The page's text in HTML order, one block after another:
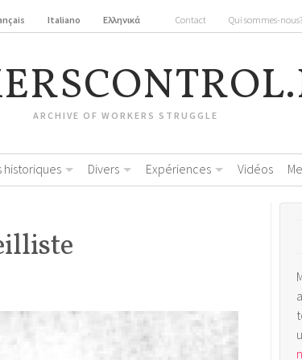
Italiano Ελληνικά Contact Qui sommes-nous?
ARCHIVE OF WORKERS STRUGGLE
historiques Divers Expériences Vidéos